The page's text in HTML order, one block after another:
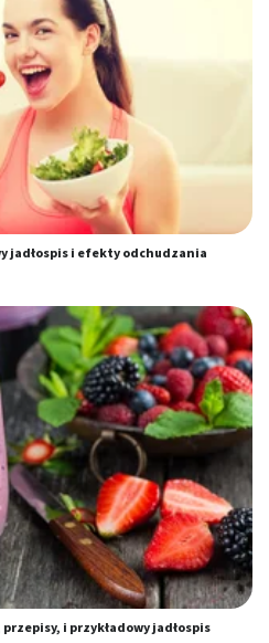
jadłospis i efekty odchudzania
i przykładowy jadłospis